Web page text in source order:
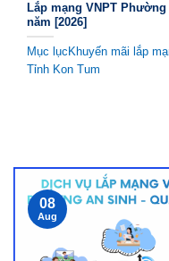
Lắp mạng VNPT
năm [2026]
Mục lụcKhuyến mãi lắp
Tỉnh Kon Tum
08
Aug